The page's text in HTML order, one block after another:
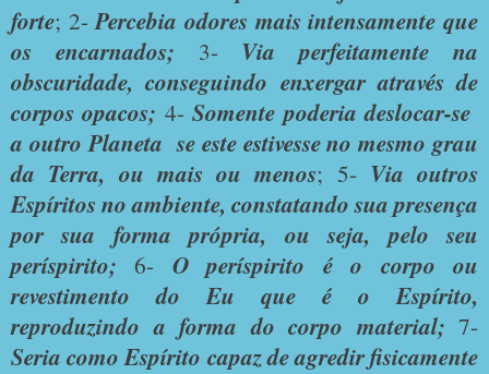
forte; 2- Percebia odores mais intensamente que
os encarnados; 3- Via perfeitamente na
obscuridade, conseguindo enxergar através de
corpos opacos; 4-Somente poderia deslocar-se
a outro Planeta se este estivesse no mesmo grau
da Terra, ou mais ou menos; 5- Via outros
Espíritos no ambiente, constatando sua presença
por sua forma própria, ou seja, pelo seu
períspirito; 6- O períspirito é o corpo ou
revestimento do Eu que é o Espírito,
reproduzindo a forma do corpo material; 7-
Seria como Espírito capaz de agredir fisicamente